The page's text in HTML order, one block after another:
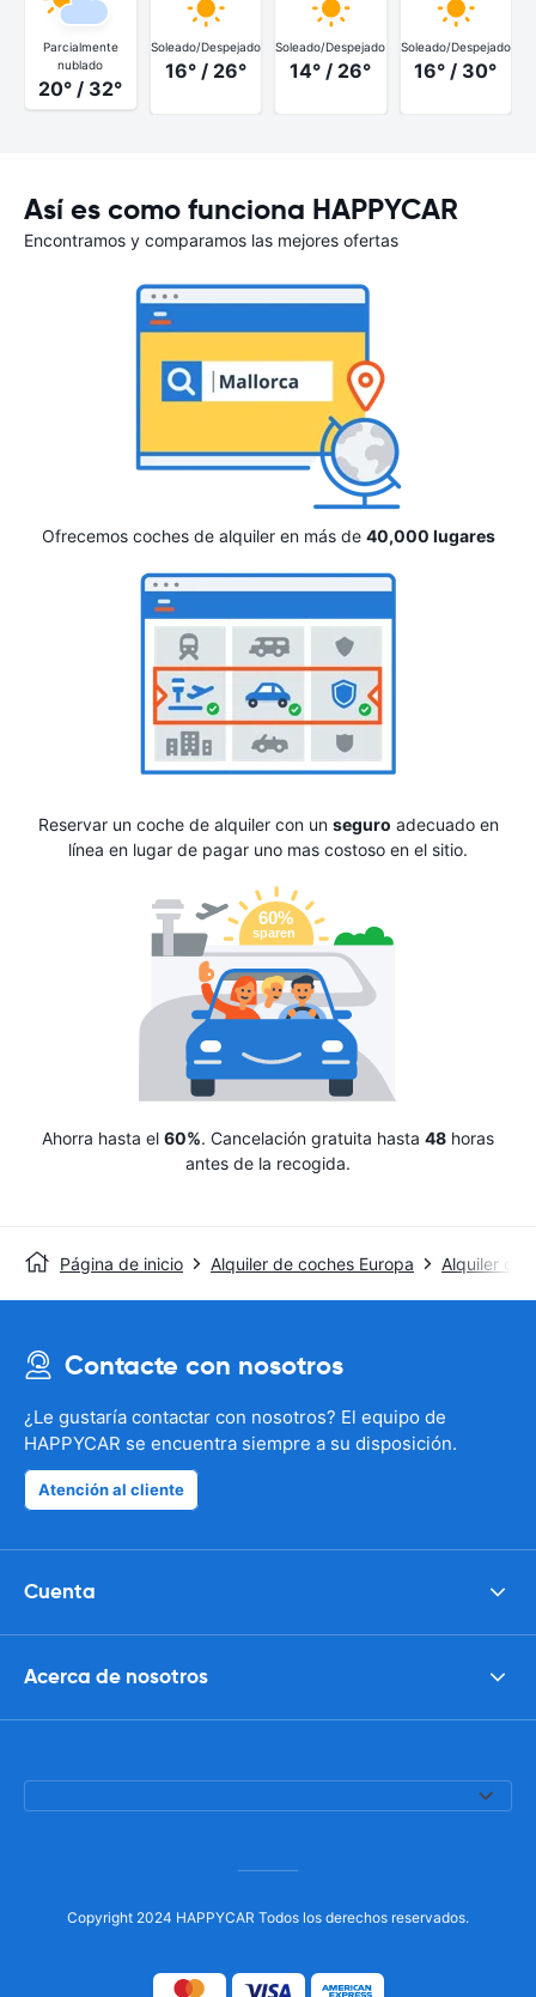
Parcialmente
nublado
20° / 32°
Soleado/Despejado
16° / 26°
Soleado/Despejado
14° / 26°
Soleado/Despejado
16° / 30°
Así es como funciona HAPPYCAR
Encontramos y comparamos las mejores ofertas
Ofrecemos coches de alquiler en más de 40,000 lugares
Reservar un coche de alquiler con un seguro adecuado en
línea en lugar de pagar uno mas costoso en el sitio.
Ahorra hasta el 60%. Cancelación gratuita hasta 48 horas
antes de la recogida.
Página de inicio Alquiler de coches Europa Alquiler de
Contacte con nosotros
¿Le gustaría contactar con nosotros? El equipo de
HAPPYCAR se encuentra siempre a su disposición.
Atención al cliente
Cuenta
Acerca de nosotros
Copyright 2024 HAPPYCAR Todos los derechos reservados.